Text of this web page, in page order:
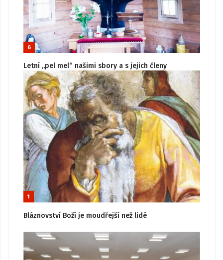
6
Letní „pel mel“ našimi sbory a s jejich členy
1
Bláznovství Boží je moudřejší než lidé